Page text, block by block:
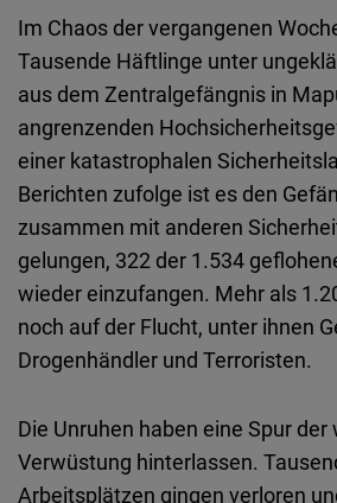
Im Chaos der vergangenen
Tausende Häftlinge unter
aus dem Zentralgefängnis in
angrenzenden
einer katastrophalen
Berichten zufolge ist es den
zusammen mit anderen
gelungen, 322 der 1.534
wieder einzufangen. Mehr als
noch auf der Flucht, unter ihnen
Drogenhändler und Terroristen.
Die Unruhen haben eine Spur
Verwüstung hinterlassen.
Arbeitsplätzen gingen verloren